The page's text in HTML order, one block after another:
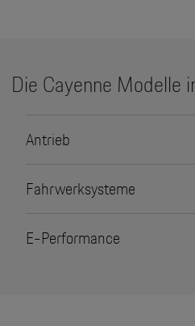
Die Cayenne Modelle
Antrieb
Fahrwerksysteme
E-Performance